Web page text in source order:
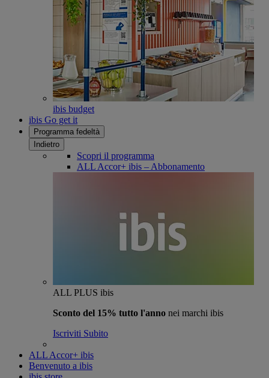
ibis budget
ibis Go get it
Programma fedeltà
Indietro
Scopri il programma
ALL Accor+ ibis – Abbonamento
ALL PLUS ibis
Sconto del 15% tutto l'anno nei marchi ibis
Iscriviti Subito
ALL Accor+ ibis
Benvenuto a ibis